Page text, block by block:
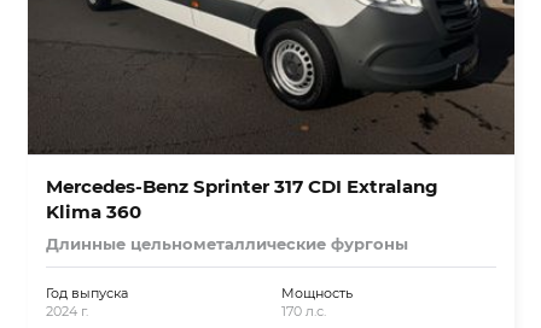
Mercedes-Benz Sprinter 317 CDI Extralang
Klima 360
Длинные цельнометаллические фургоны
Год выпуска
2024 г.
Мощность
170 л.с.